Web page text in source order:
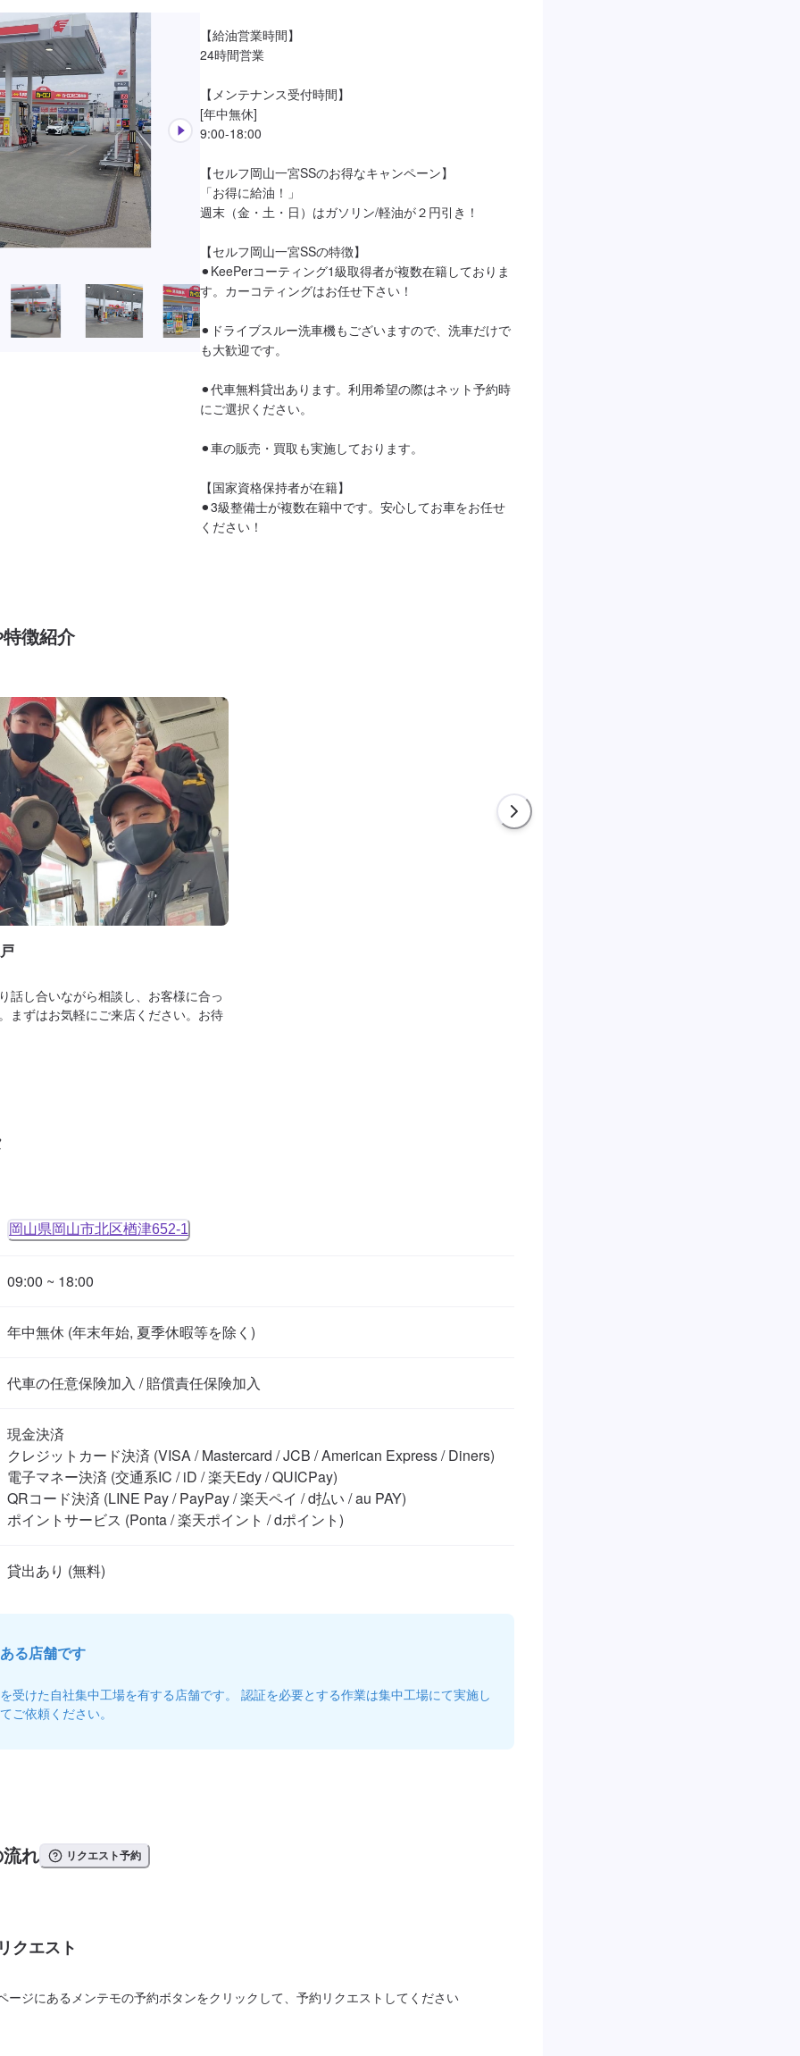
【給油営業時間】
24時間営業
【メンテナンス受付時間】
[年中無休]
9:00-18:00
【セルフ岡山一宮SSのお得なキャンペーン】
「お得に給油！」
週末（金・土・日）はガソリン/軽油が２円引き！
【セルフ岡山一宮SSの特徴】
⚫︎KeePerコーティング1級取得者が複数在籍しておりま
す。カーコティングはお任せ下さい！
⚫︎ドライブスルー洗車機もございますので、洗車だけで
も大歓迎です。
⚫︎代車無料貸出あります。利用希望の際はネット予約時
にご選択ください。
⚫︎車の販売・買取も実施しております。
【国家資格保持者が在籍】
⚫︎3級整備士が複数在籍中です。安心してお車をお任せ
ください！
徴紹介
話し合いながら相談し、お客様に合っ
まずはお気軽にご来店ください。お待
岡山県岡山市北区楢津652-1
09:00 ~ 18:00
年中無休 (年末年始, 夏季休暇等を除く)
代車の任意保険加入 / 賠償責任保険加入
現金決済
クレジットカード決済 (VISA / Mastercard / JCB / American Express / Diners)
電子マネー決済 (交通系IC / iD / 楽天Edy / QUICPay)
QRコード決済 (LINE Pay / PayPay / 楽天ペイ / d払い / au PAY)
ポイントサービス (Ponta / 楽天ポイント / dポイント)
る店舗です
受けた自社集中工場を有する店舗です。 認証を必要とする作業は集中工場にて実施し
ご依頼ください。
れ リクエスト予約
クエスト
ージにあるメンテモの予約ボタンをクリックして、予約リクエストしてください